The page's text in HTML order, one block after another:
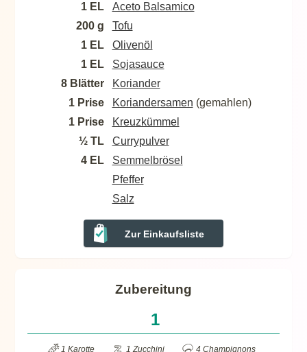
1 EL
Aceto Balsamico
200 g
Tofu
1 EL
Olivenöl
1 EL
Sojasauce
8 Blätter
Koriander
1 Prise
Koriandersamen (gemahlen)
1 Prise
Kreuzkümmel
½ TL
Currypulver
4 EL
Semmelbrösel
Pfeffer
Salz
Zur Einkaufsliste
Zubereitung
1 Karotte 1 Zucchini 4 Champignons